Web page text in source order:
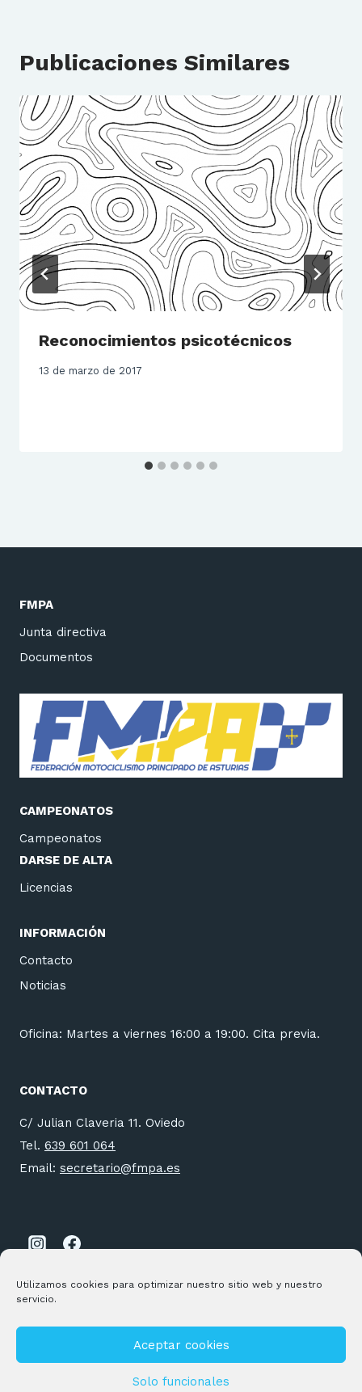
Utilizamos cookies para optimizar nuestro sitio web y nuestro
servicio.
Aceptar cookies
Solo funcionales
Publicaciones Similares
Reconocimientos psicotécnicos
13 de marzo de 2017
FMPA
Junta directiva
Documentos
CAMPEONATOS
Campeonatos
DARSE DE ALTA
Licencias
INFORMACIÓN
Contacto
Noticias
Oficina: Martes a viernes 16:00 a 19:00. Cita previa.
CONTACTO
C/ Julian Claveria 11. Oviedo
Tel. 639 601 064
Email: secretario@fmpa.es
© 2026 FMPA Desarrollado por